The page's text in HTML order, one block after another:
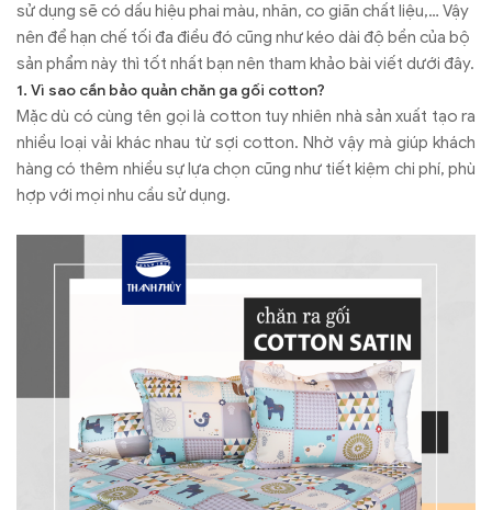
sử dụng sẽ có dấu hiệu phai màu, nhăn, co giãn chất liệu,… Vậy
nên để hạn chế tối đa điều đó cũng như kéo dài độ bền của bộ
sản phẩm này thì tốt nhất bạn nên tham khảo bài viết dưới đây.
1. Vì sao cần bảo quản chăn ga gối cotton?
Mặc dù có cùng tên gọi là cotton tuy nhiên nhà sản xuất tạo ra
nhiều loại vải khác nhau từ sợi cotton. Nhờ vậy mà giúp khách
hàng có thêm nhiều sự lựa chọn cũng như tiết kiệm chi phí, phù
hợp với mọi nhu cầu sử dụng.